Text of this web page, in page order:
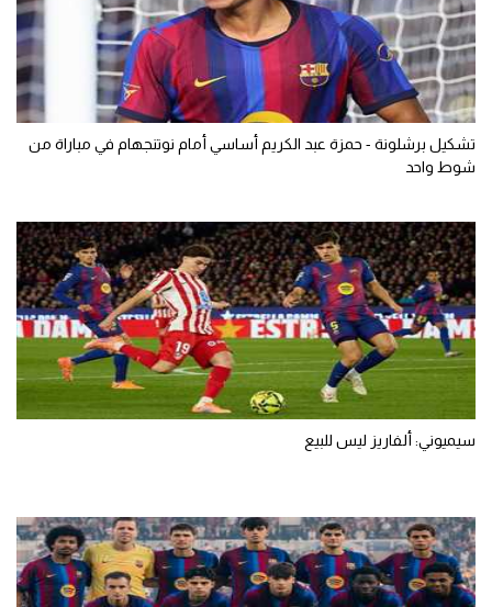
تشكيل برشلونة - حمزة عبد الكريم أساسي أمام نوتنجهام في مباراة من
شوط واحد
سيميوني: ألفاريز ليس للبيع